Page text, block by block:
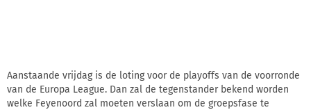
Aanstaande vrijdag is de loting voor de playoffs van de voorronde
van de Europa League. Dan zal de tegenstander bekend worden
welke Feyenoord zal moeten verslaan om de groepsfase te